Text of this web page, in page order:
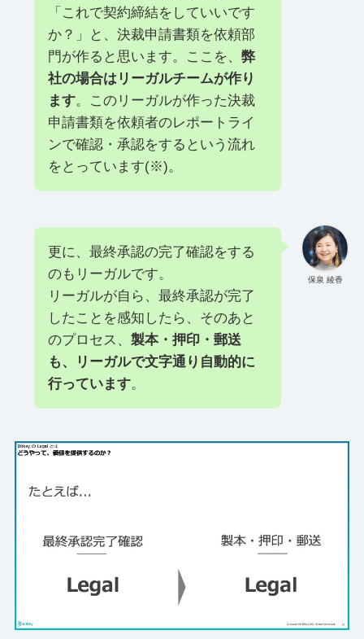
「これで契約締結をしていいです
か？」と、決裁申請書類を依頼部
門が作ると思います。ここを、 弊
社の場合はリーガルチームが作り
ます。このリーガルが作った決裁
申請書類を依頼者のレポートライ
ンで確認・承認をするという流れ
をとっています(※)。
保泉 綾香
更に、最終承認の完了確認をする
のもリーガルです。
リーガルが自ら、最終承認が完了
したことを感知したら、そのあと
のプロセス、 製本・押印・郵送
も、リーガルで文字通り自動的に
行っています。